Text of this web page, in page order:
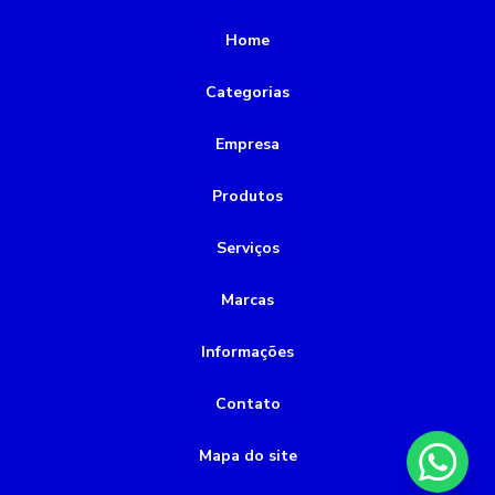
Rebobinamento de motores
bomba de incêndio a combustão
bomba de incêndio a diesel
bomba de incêndio preço
bombas submersas para poços artesianos
Home
Categorias
Empresa
Produtos
Serviços
Marcas
Informações
Contato
Mapa do site